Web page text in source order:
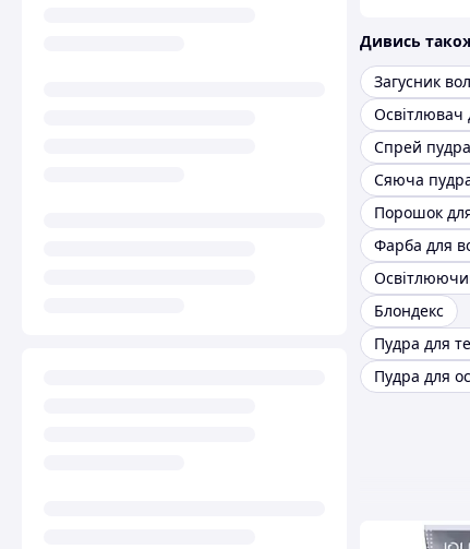
Дивись
Загусник
Блондекс
Пудра для